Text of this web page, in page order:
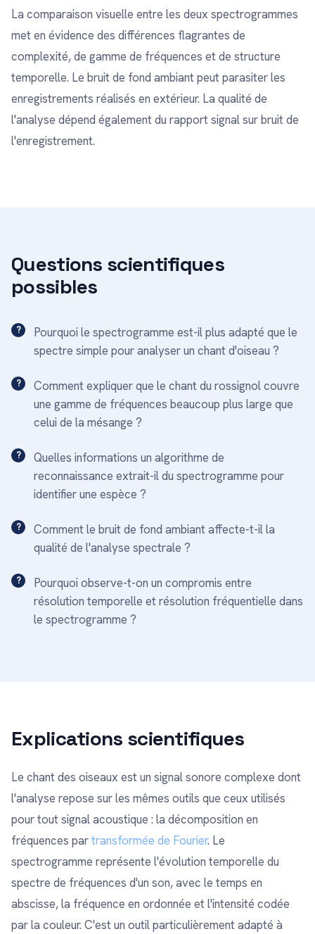
La comparaison visuelle entre les deux spectrogrammes
met en évidence des différences flagrantes de
complexité, de gamme de fréquences et de structure
temporelle. Le bruit de fond ambiant peut parasiter les
enregistrements réalisés en extérieur. La qualité de
l'analyse dépend également du rapport signal sur bruit de
l'enregistrement.
Questions scientifiques
possibles
Pourquoi le spectrogramme est-il plus adapté que le
spectre simple pour analyser un chant d'oiseau ?
Comment expliquer que le chant du rossignol couvre
une gamme de fréquences beaucoup plus large que
celui de la mésange ?
Quelles informations un algorithme de
reconnaissance extrait-il du spectrogramme pour
identifier une espèce ?
Comment le bruit de fond ambiant affecte-t-il la
qualité de l'analyse spectrale ?
Pourquoi observe-t-on un compromis entre
résolution temporelle et résolution fréquentielle dans
le spectrogramme ?
Explications scientifiques
Le chant des oiseaux est un signal sonore complexe dont
l'analyse repose sur les mêmes outils que ceux utilisés
pour tout signal acoustique : la décomposition en
fréquences partransformée de Fourier. Le
spectrogramme représente l'évolution temporelle du
spectre de fréquences d'un son, avec le temps en
abscisse, la fréquence en ordonnée et l'intensité codée
par la couleur. C'est un outil particulièrement adapté à